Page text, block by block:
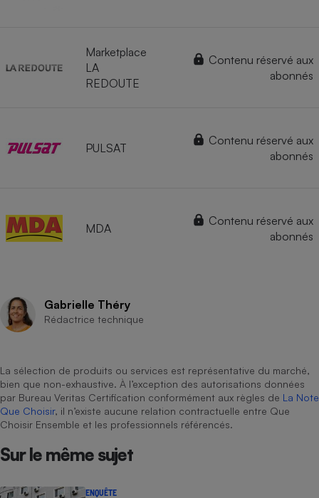
Marketplace
LA
REDOUTE
Contenu réservé aux
abonnés
PULSAT
Contenu réservé aux
abonnés
MDA
Contenu réservé aux
abonnés
Gabrielle Théry
Rédactrice technique
La sélection de produits ou services est représentative du marché,
bien que non-exhaustive. À l’exception des autorisations données
par Bureau Veritas Certification conformément aux règles de La Note
Que Choisir, il n’existe aucune relation contractuelle entre Que
Choisir Ensemble et les professionnels référencés.
Sur le même sujet
ENQUÊTE